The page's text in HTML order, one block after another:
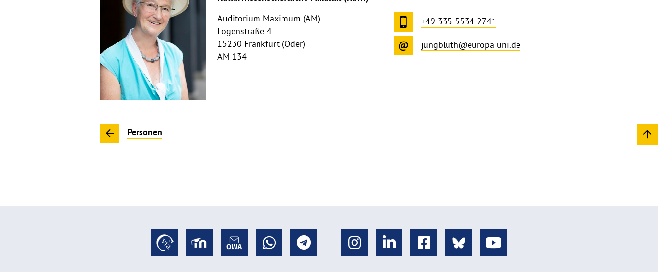
Auditorium Maximum (AM)
Logenstraße 4
15230 Frankfurt (Oder)
AM 134
+49 335 5534 2741
jungbluth@europa-uni.de
Personen